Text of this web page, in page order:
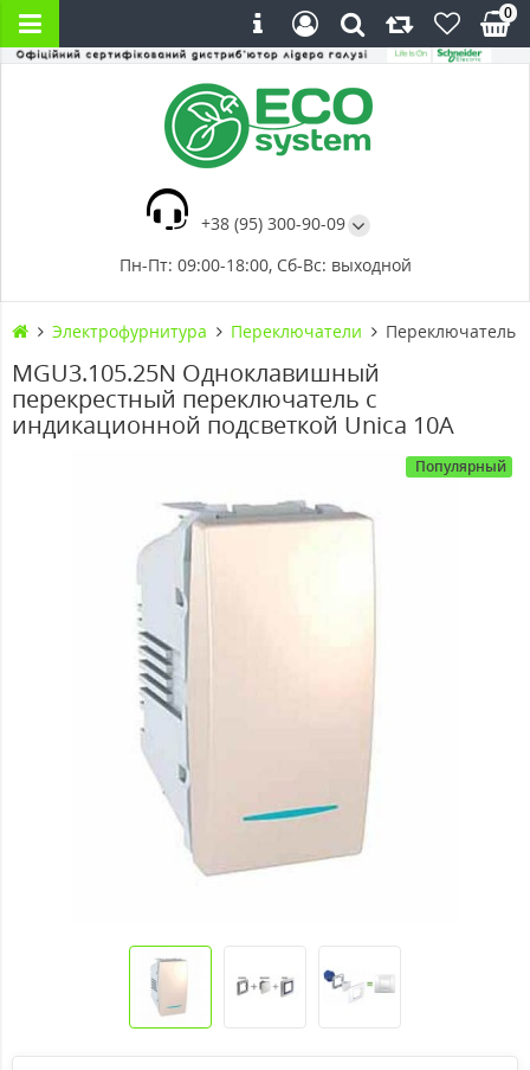
+38 (95) 300-90-09
Пн-Пт: 09:00-18:00, Сб-Вс: выходной
0
Электрофурнитура Переключатели Переключатель
MGU3.105.25N Одноклавишный
перекрестный переключатель с
индикационной подсветкой Unica 10А
Популярный